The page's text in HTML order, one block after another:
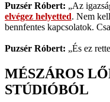
Puzsér Róbert: „Az
elvégez helyetted. Nem
bennfentes kapcsolatok.
Puzsér Róbert: „És ez
MÉSZÁROS
STÚDIÓBÓL